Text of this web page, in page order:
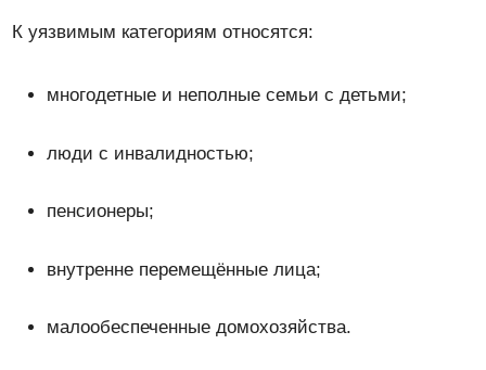
К уязвимым категориям относятся:
многодетные и неполные семьи с детьми;
люди с инвалидностью;
пенсионеры;
внутренне перемещённые лица;
малообеспеченные домохозяйства.